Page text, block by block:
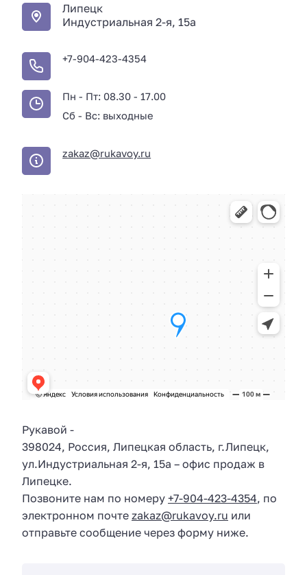
Липецк
Индустриальная 2-я, 15а
+7-904-423-4354
Пн - Пт: 08.30 - 17.00
Сб - Вс: выходные
zakaz@rukavoy.ru
Рукавой -
398024, Россия, Липецкая область, г.Липецк,
ул.Индустриальная 2-я, 15а – офис продаж в
Липецке.
Позвоните нам по номеру +7-904-423-4354, по
электронном почте zakaz@rukavoy.ru или
отправьте сообщение через форму ниже.